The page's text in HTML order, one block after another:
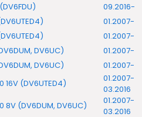
09.2016-
01.2007-
01.2007-
DV6UC)
01.2007-
DV6UC)
01.2007-
16V (DV6UTED4)
01.2007-
03.2016
8V (DV6DUM, DV6UC)
01.2007-
03.2016